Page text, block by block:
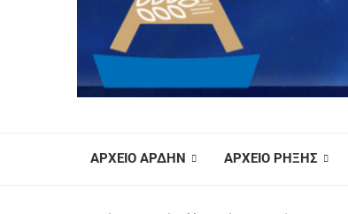
ΑΡΧΕΙΟ ΑΡΔΗΝ ΑΡΧΕΙΟ ΡΗΞΗΣ